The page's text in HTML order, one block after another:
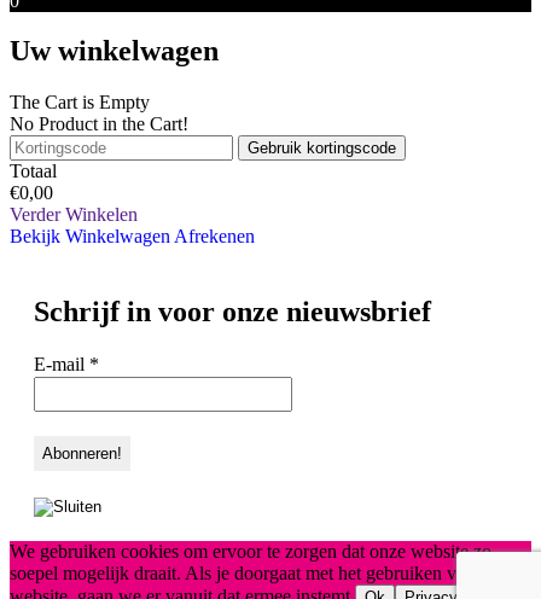
Uw winkelwagen
The Cart is Empty
No Product in the Cart!
Gebruik kortingscode
Totaal
€0,00
Verder Winkelen
Bekijk Winkelwagen Afrekenen
Schrijf in voor onze nieuwsbrief
E-mail *
We gebruiken cookies om ervoor te zorgen dat onze website zo
soepel mogelijk draait. Als je doorgaat met het gebruiken van de